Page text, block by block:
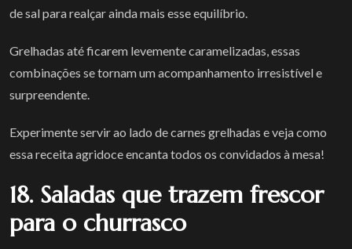
de sal para realçar ainda mais esse equilíbrio.
Grelhadas até ficarem levemente caramelizadas, essas
combinações se tornam um acompanhamento irresistível e
surpreendente.
Experimente servir ao lado de carnes grelhadas e veja como
essa receita agridoce encanta todos os convidados à mesa!
18. Saladas que trazem frescor
para o churrasco